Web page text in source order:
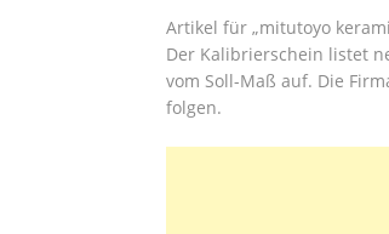
Artikel für „mitutoyo
Der Kalibrierschein listet
vom Soll-Maß auf. Die
folgen.